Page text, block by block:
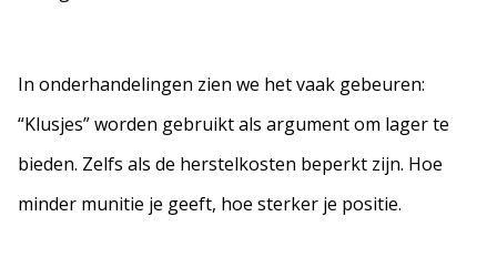
In onderhandelingen zien we het vaak gebeuren:
“Klusjes” worden gebruikt als argument om lager te
bieden. Zelfs als de herstelkosten beperkt zijn. Hoe
minder munitie je geeft, hoe sterker je positie.